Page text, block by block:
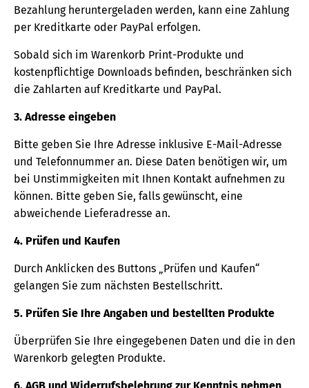
Bezahlung heruntergeladen werden, kann eine Zahlung
per Kreditkarte oder PayPal erfolgen.
Sobald sich im Warenkorb Print-Produkte und
kostenpflichtige Downloads befinden, beschränken sich
die Zahlarten auf Kreditkarte und PayPal.
3. Adresse eingeben
Bitte geben Sie Ihre Adresse inklusive E-Mail-Adresse
und Telefonnummer an. Diese Daten benötigen wir, um
bei Unstimmigkeiten mit Ihnen Kontakt aufnehmen zu
können. Bitte geben Sie, falls gewünscht, eine
abweichende Lieferadresse an.
4. Prüfen und Kaufen
Durch Anklicken des Buttons „Prüfen und Kaufen“
gelangen Sie zum nächsten Bestellschritt.
5. Prüfen Sie Ihre Angaben und bestellten Produkte
Überprüfen Sie Ihre eingegebenen Daten und die in den
Warenkorb gelegten Produkte.